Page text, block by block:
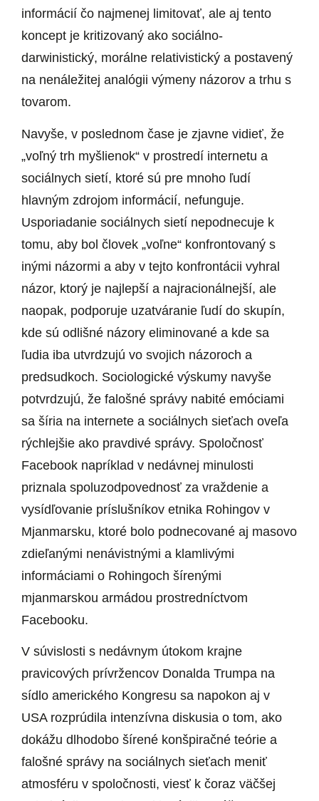
informácií čo najmenej limitovať, ale aj tento
koncept je kritizovaný ako sociálno-
darwinistický, morálne relativistický a postavený
na nenáležitej analógii výmeny názorov a trhu s
tovarom.
Navyše, v poslednom čase je zjavne vidieť, že
„voľný trh myšlienok“ v prostredí internetu a
sociálnych sietí, ktoré sú pre mnoho ľudí
hlavným zdrojom informácií, nefunguje.
Usporiadanie sociálnych sietí nepodnecuje k
tomu, aby bol človek „voľne“ konfrontovaný s
inými názormi a aby v tejto konfrontácii vyhral
názor, ktorý je najlepší a najracionálnejší, ale
naopak, podporuje uzatváranie ľudí do skupín,
kde sú odlišné názory eliminované a kde sa
ľudia iba utvrdzujú vo svojich názoroch a
predsudkoch. Sociologické výskumy navyše
potvrdzujú, že falošné správy nabité emóciami
sa šíria na internete a sociálnych sieťach oveľa
rýchlejšie ako pravdivé správy. Spoločnosť
Facebook napríklad v nedávnej minulosti
priznala spoluzodpovednosť za vraždenie a
vysídľovanie príslušníkov etnika Rohingov v
Mjanmarsku, ktoré bolo podnecované aj masovo
zdieľanými nenávistnými a klamlivými
informáciami o Rohingoch šírenými
mjanmarskou armádou prostredníctvom
Facebooku.
V súvislosti s nedávnym útokom krajne
pravicových prívržencov Donalda Trumpa na
sídlo amerického Kongresu sa napokon aj v
USA rozprúdila intenzívna diskusia o tom, ako
dokážu dlhodobo šírené konšpiračné teórie a
falošné správy na sociálnych sieťach meniť
atmosféru v spoločnosti, viesť k čoraz väčšej